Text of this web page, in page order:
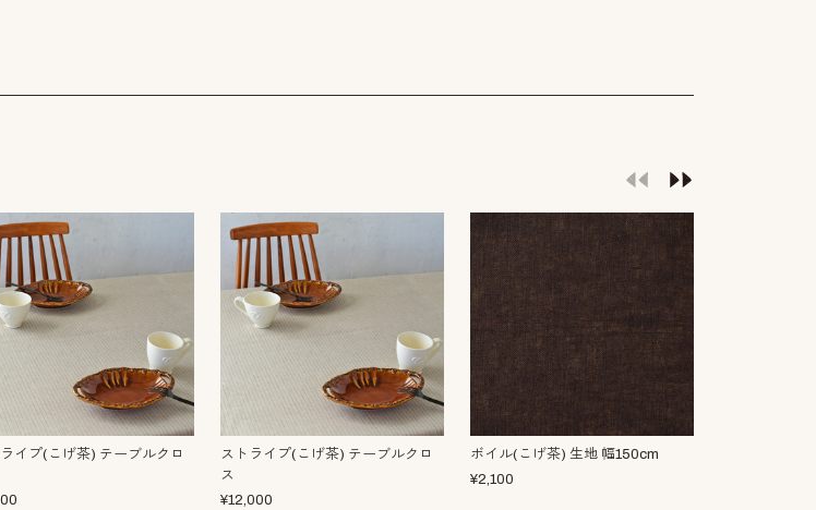
イプ(こげ茶) テーブルクロ
ストライプ(こげ茶) テーブルクロ
ス
¥12,000
ボイル(こげ茶) 生地 幅150cm
¥2,100